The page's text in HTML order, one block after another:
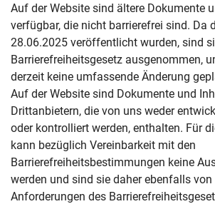
Auf der Website sind ältere Dokumente
verfügbar, die nicht barrierefrei sind. Da
28.06.2025 veröffentlicht wurden, sind
Barrierefreiheitsgesetz ausgenommen,
derzeit keine umfassende Änderung
Auf der Website sind Dokumente und
Drittanbietern, die von uns weder
oder kontrolliert werden, enthalten. Für
kann bezüglich Vereinbarkeit mit den
Barrierefreiheitsbestimmungen keine
werden und sind sie daher ebenfalls von
Anforderungen des